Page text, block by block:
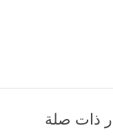
ذات صلة